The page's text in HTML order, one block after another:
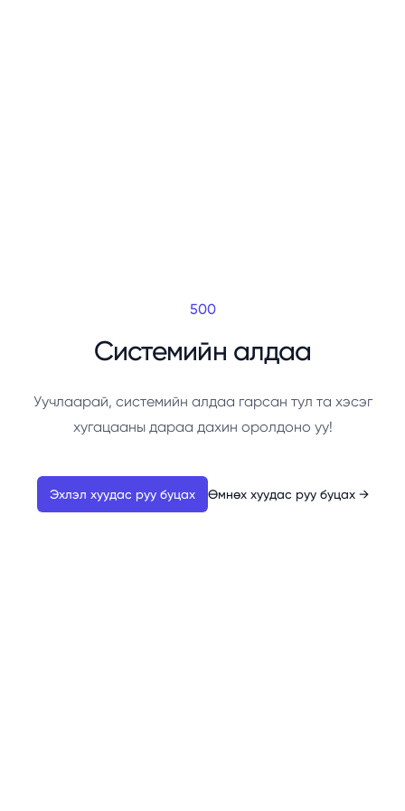
500
Системийн алдаа
Уучлаарай, системийн алдаа гарсан тул та хэсэг
хугацааны дараа дахин оролдоно уу!
Эхлэл хуудас руу буцах Өмнөх хуудас руу буцах →